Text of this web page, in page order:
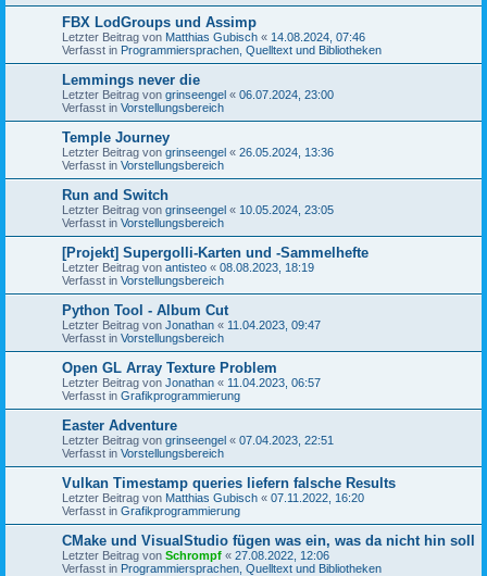
FBX LodGroups und Assimp
Letzter Beitrag von Matthias Gubisch « 14.08.2024, 07:46
Verfasst in Programmiersprachen, Quelltext und Bibliotheken
Lemmings never die
Letzter Beitrag von grinseengel « 06.07.2024, 23:00
Verfasst in Vorstellungsbereich
Temple Journey
Letzter Beitrag von grinseengel « 26.05.2024, 13:36
Verfasst in Vorstellungsbereich
Run and Switch
Letzter Beitrag von grinseengel « 10.05.2024, 23:05
Verfasst in Vorstellungsbereich
[Projekt] Supergolli-Karten und -Sammelhefte
Letzter Beitrag von antisteo « 08.08.2023, 18:19
Verfasst in Vorstellungsbereich
Python Tool - Album Cut
Letzter Beitrag von Jonathan « 11.04.2023, 09:47
Verfasst in Vorstellungsbereich
Open GL Array Texture Problem
Letzter Beitrag von Jonathan « 11.04.2023, 06:57
Verfasst in Grafikprogrammierung
Easter Adventure
Letzter Beitrag von grinseengel « 07.04.2023, 22:51
Verfasst in Vorstellungsbereich
Vulkan Timestamp queries liefern falsche Results
Letzter Beitrag von Matthias Gubisch « 07.11.2022, 16:20
Verfasst in Grafikprogrammierung
CMake und VisualStudio fügen was ein, was da nicht hin soll
Letzter Beitrag von Schrompf « 27.08.2022, 12:06
Verfasst in Programmiersprachen, Quelltext und Bibliotheken